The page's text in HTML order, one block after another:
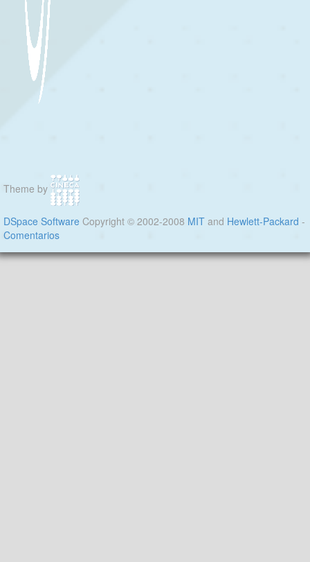
Theme by
DSpace Software Copyright © 2002-2008 MIT and Hewlett-Packard -
Comentarios